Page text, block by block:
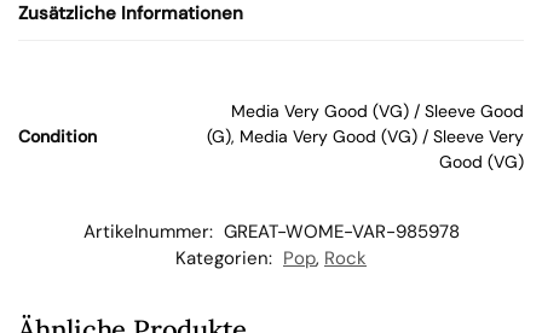
W
Zusätzliche Informationen
Condition
Media Very Good (VG) / Sleeve Good
(G), Media Very Good (VG) / Sleeve Very
Good (VG)
Artikelnummer: GREAT-WOME-VAR-985978
Kategorien: Pop, Rock